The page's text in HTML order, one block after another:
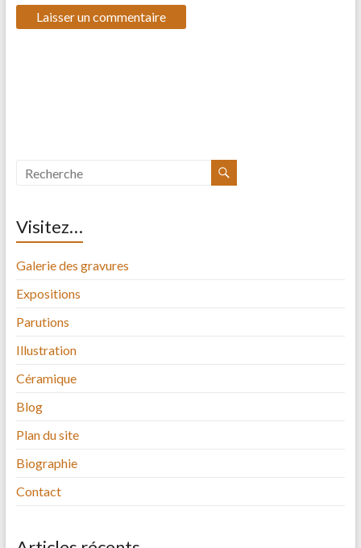
Visitez…
Galerie des gravures
Expositions
Parutions
Illustration
Céramique
Blog
Plan du site
Biographie
Contact